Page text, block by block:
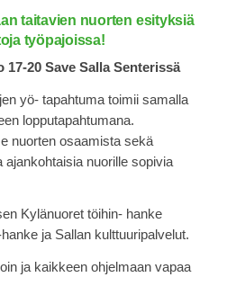
taitavien nuorten esityksiä
työpajoissa!
17-20 Save Salla Senterissä
yö- tapahtuma toimii samalla
lopputapahtumana.
nuorten osaamista sekä
nuorille sopivia
Kylänuoret töihin- hanke
ja Sallan kulttuuripalvelut.
ja kaikkeen ohjelmaan vapaa